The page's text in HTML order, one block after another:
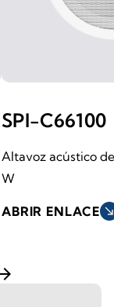
SPI-C66100
Altavoz acústico
W
ABRIR ENLACE